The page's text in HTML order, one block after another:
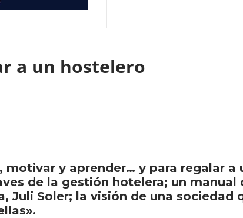
a un hostelero
motivar y aprender… y para regalar a
de la gestión hotelera; un
Juli Soler; la visión de una